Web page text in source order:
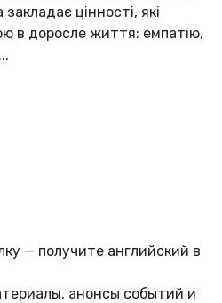
цінності, які
в доросле життя: емпатію,
— получите английский в
анонсы событий и